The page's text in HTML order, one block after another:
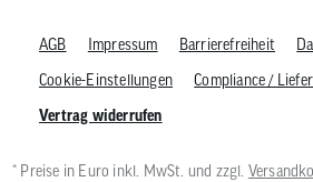
AGB Impressum Barrierefreiheit
Cookie-Einstellungen
Compliance /
Vertrag widerrufen
* Preise in Euro inkl. MwSt. und zzgl.